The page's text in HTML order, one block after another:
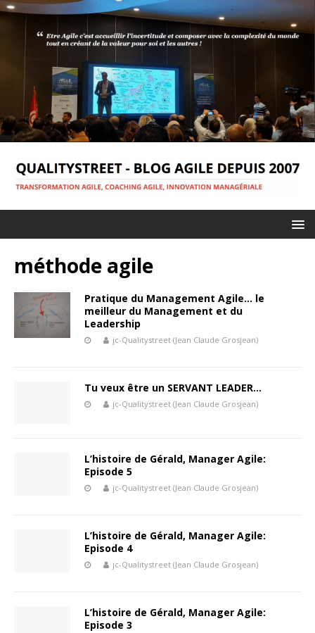
méthode agile
Pratique du Management Agile… le
meilleur du Management et du
Leadership
jc-Qualitystreet (Jean Claude Grosjean)
Tu veux être un SERVANT LEADER…
jc-Qualitystreet (Jean Claude Grosjean)
L’histoire de Gérald, Manager Agile:
Episode 5
jc-Qualitystreet (Jean Claude Grosjean)
L’histoire de Gérald, Manager Agile:
Episode 4
jc-Qualitystreet (Jean Claude Grosjean)
L’histoire de Gérald, Manager Agile:
Episode 3